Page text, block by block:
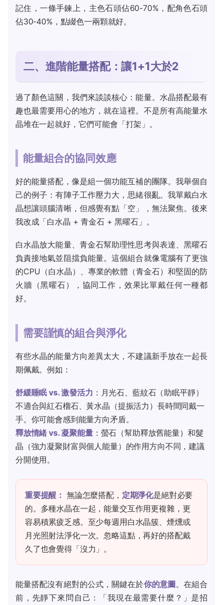
記住，一條手鍊上，主色石頭佔60-70%，配角色石頭
佔30-40%，點綴色一兩顆就好。
二、進階能量搭配：讓1+1大於2
過了顏色這關，我們來談談核心：能量。水晶搭配最有
趣也最需要用心的地方，就在這裡。不是所有高能量水
晶堆在一起就好，它們可能會「打架」。
能量組合的協同效應
好的能量搭配，像是組一個功能互補的團隊。我舉個自
己的例子：有陣子工作壓力大，思緒很亂。我單戴白水
晶想讓頭腦清晰，但感覺有點「空」，無法聚焦。後來
我改成「白水晶 + 青金石 + 黑曜石」。
白水晶放大能量、青金石幫助理性思考與表達、黑曜石
負責接地氣並阻擋負能量。這個組合就像電腦有了更強
的CPU（白水晶）、專業的軟體（青金石）和堅固的防
火牆（黑曜石），協同工作，效果比單戴任何一種都
好。
需要謹慎的組合與淨化
有些水晶的能量方向差異太大，不建議新手放在一起長
期佩戴。例如：
舒緩睡眠 vs. 激發活力 ：月光石、藍紋石（助眠平靜）
不適合與紅石榴石、黃水晶（提振活力）長時間同戴一
手。你可能會感到能量方向矛盾。
釋放情緒 vs. 凝聚能量：螢石（幫助釋放舊能量）和髮
晶（強力凝聚財富與個人能量）的作用方向不同，建議
分開使用。
重要提醒： 無論怎麼搭配， 定期淨化是絕對必要
的。多種水晶在一起，能量交互作用更複雜，更
容易積累疲乏感。至少每週用白水晶簇、煙燻或
月光照射法淨化一次。忽略這點，再好的搭配戴
久了也會覺得「沒力」。
能量搭配沒有絕對的公式，關鍵在於你的意圖。在組合
前，先靜下來問自己：「我現在最需要什麼？」是招